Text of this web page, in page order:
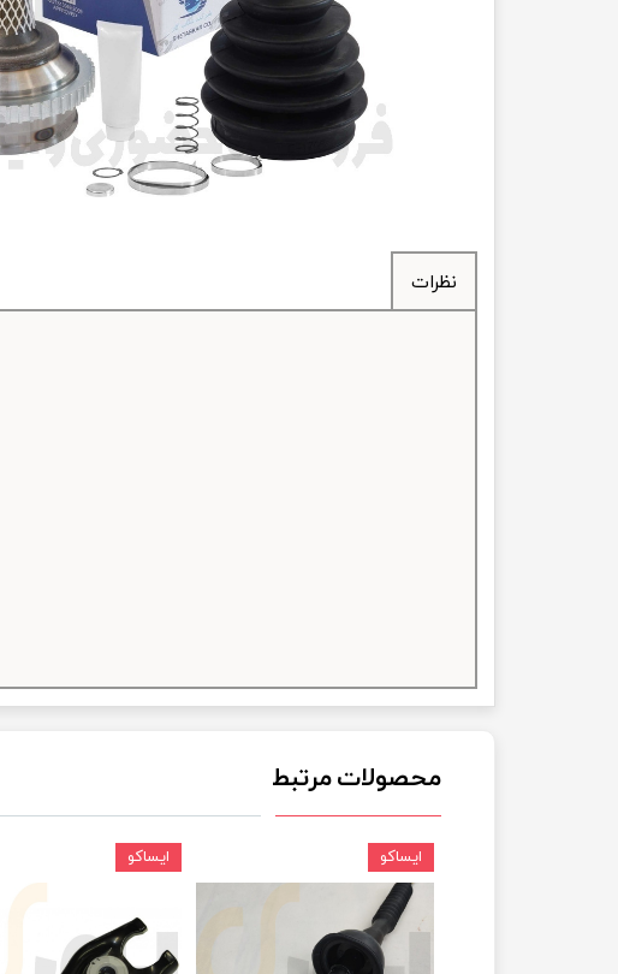
لوازم جانبی و اسپرت
بلبرینگ ماشین
کاسه نمد ماشین
اورینگ ماشین
نظرات
محصولات مرتبط
ایساکو ایساکو